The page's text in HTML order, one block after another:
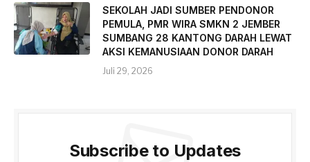
SEKOLAH JADI SUMBER PENDONOR
PEMULA, PMR WIRA SMKN 2 JEMBER
SUMBANG 28 KANTONG DARAH LEWAT
AKSI KEMANUSIAAN DONOR DARAH
Juli 29, 2026
Subscribe to Updates